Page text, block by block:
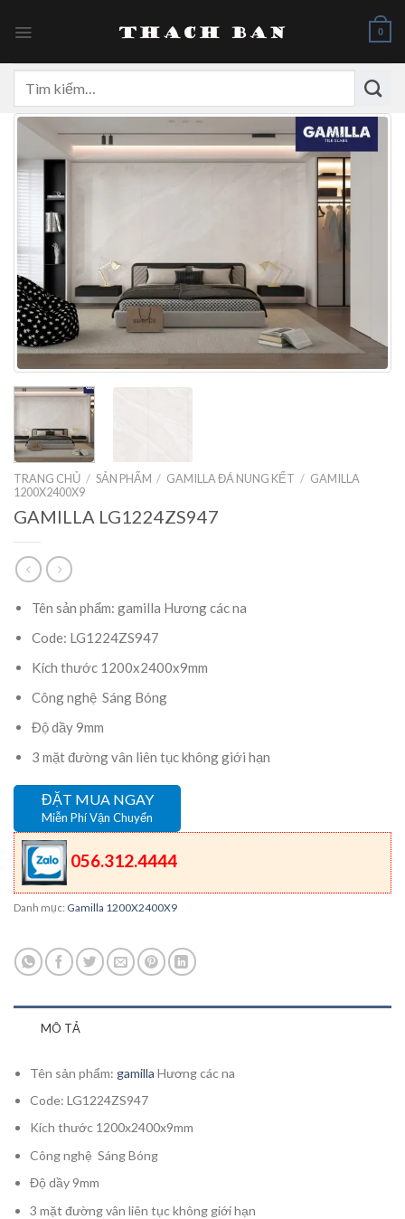
0
kiếm:
TRANG CHỦ / SẢN PHẨM / GAMILLA ĐÁ NUNG KẾT / GAMILLA
1200X2400X9
GAMILLA LG1224ZS947
Tên sản phẩm: gamilla Hương các na
Code: LG1224ZS947
Kích thước 1200x2400x9mm
Công nghệ Sáng Bóng
Độ dầy 9mm
3 mặt đường vân liên tục không giới hạn
ĐẶT MUA NGAY
Miễn Phí Vận Chuyển
056.312.4444
Danh mục: Gamilla 1200X2400X9
MÔ TẢ
Tên sản phẩm: gamilla Hương các na
Code: LG1224ZS947
Kích thước 1200x2400x9mm
Công nghệ Sáng Bóng
Độ dầy 9mm
3 mặt đường vân liên tục không giới hạn